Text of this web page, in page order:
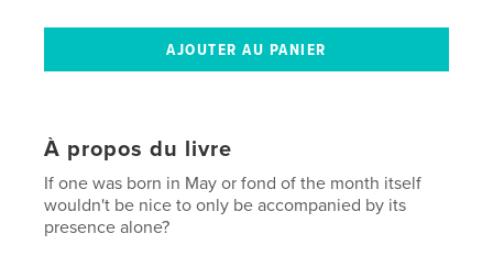
À propos du livre
If one was born in May or fond of the month itself
wouldn't be nice to only be accompanied by its
presence alone?